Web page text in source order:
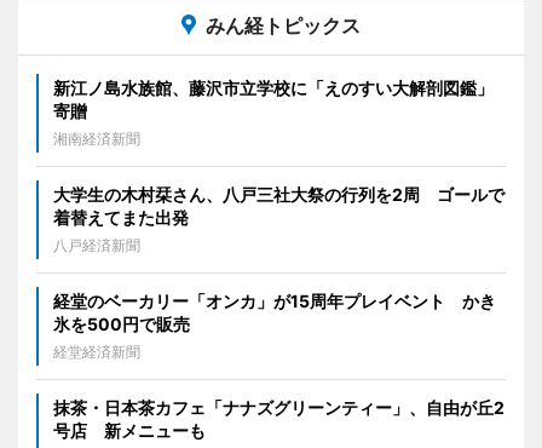
みん経トピックス
新江ノ島水族館、藤沢市立学校に「えのすい大解剖図鑑」
寄贈
湘南経済新聞
大学生の木村栞さん、八戸三社大祭の行列を2周 ゴールで
着替えてまた出発
八戸経済新聞
経堂のベーカリー「オンカ」が15周年プレイベント かき
氷を500円で販売
経堂経済新聞
抹茶・日本茶カフェ「ナナズグリーンティー」、自由が丘2
号店 新メニューも